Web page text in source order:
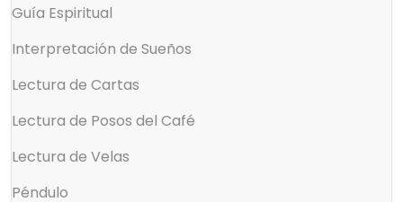
Guía Espiritual
Interpretación de Sueños
Lectura de Cartas
Lectura de Posos del Café
Lectura de Velas
Péndulo